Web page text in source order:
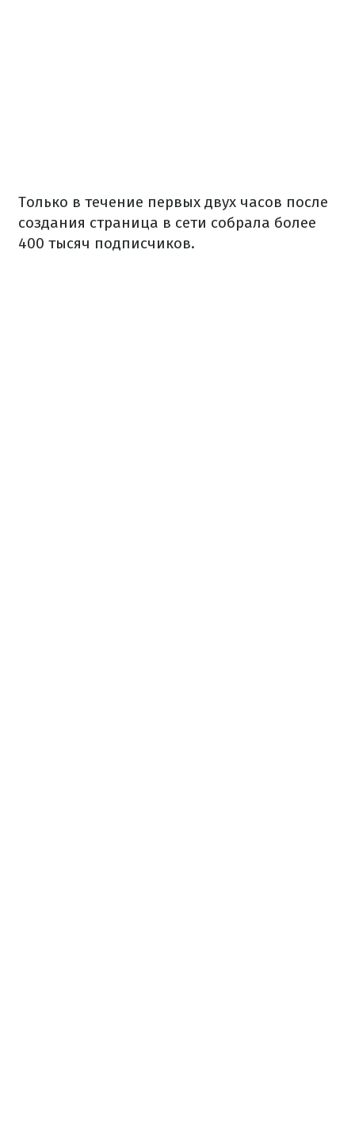
Только в течение первых двух часов после
создания страница в сети собрала более
400 тысяч подписчиков.